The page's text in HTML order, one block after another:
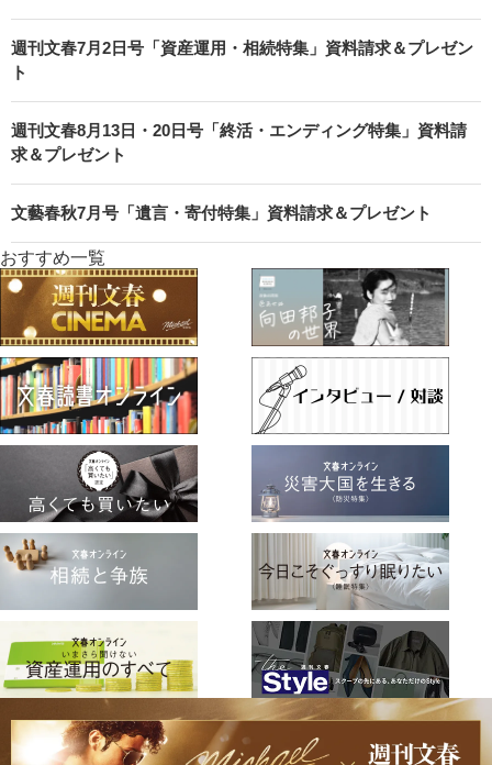
週刊文春7月2日号「資産運用・相続特集」資料請求＆プレゼン
ト
週刊文春8月13日・20日号「終活・エンディング特集」資料請
求＆プレゼント
文藝春秋7月号「遺言・寄付特集」資料請求＆プレゼント
おすすめ一覧